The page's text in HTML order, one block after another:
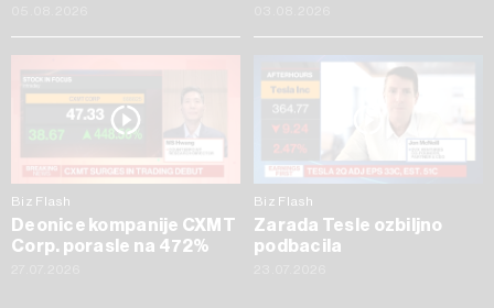
Biz Flash
Deonice kompanije CXMT
Corp. porasle na 472%
Biz Flash
Zarada Tesle ozbiljno
podbacila